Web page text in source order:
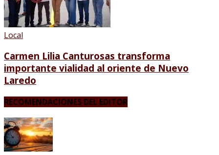
Local
Carmen Lilia Canturosas transforma
importante vialidad al oriente de Nuevo
Laredo
RECOMENDACIONES DEL EDITOR